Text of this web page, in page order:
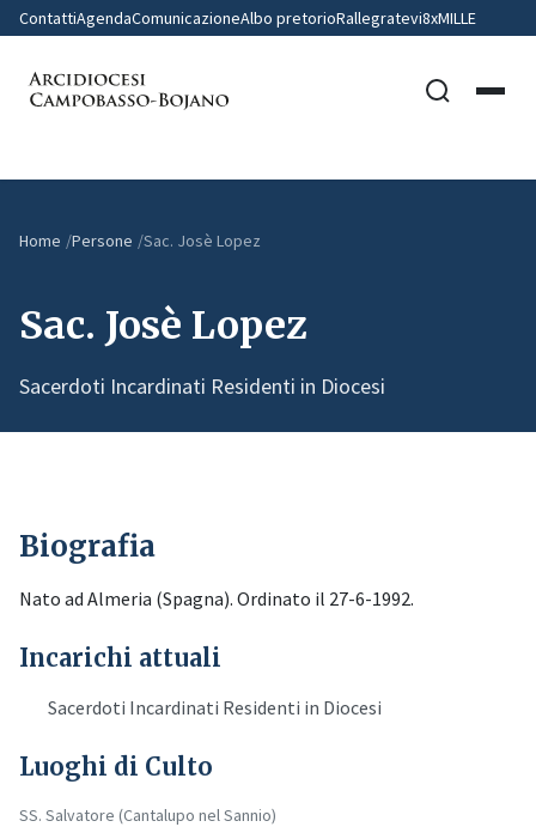
ContattiAgendaComunicazioneAlbo pretorioRallegratevi8xMILLE
Home Persone Sac. Josè Lopez
Sac. Josè Lopez
Sacerdoti Incardinati Residenti in Diocesi
Biografia
Nato ad Almeria (Spagna). Ordinato il 27-6-1992.
Incarichi attuali
Sacerdoti Incardinati Residenti in Diocesi
Luoghi di Culto
SS. Salvatore (Cantalupo nel Sannio)